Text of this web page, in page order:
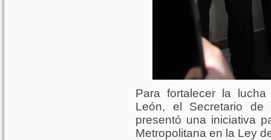
Para fortalecer la
León, el Secretario de
presentó una iniciativa
Metropolitana en la Ley